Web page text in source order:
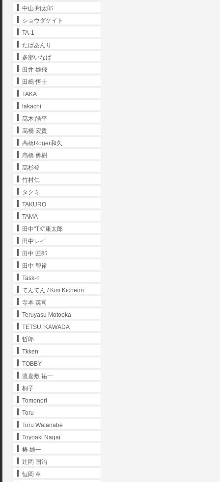
中山 翔太郎
ショウダケイト
TA-1
たばあんり
多部いなば
田井 雄飛
田嶋 悟士
TAKA
takachi
髙木 皓平
高橋 宏貴
高橋Roger和久
髙橋 勇樹
高杉登
竹村仁
タクミ
TAKURO
TAMA
田中"TK"康太郎
田中レイ
田中 匠郎
田中 智裕
Task-n
てんてん / Kim Kicheon
寺本 英司
Teruyasu Motooka
TETSU. KAWADA
哲郎
Tkken
TOBBY
渡嘉敷 祐一
桐子
Tomonori
Toru
Toru Watanabe
Toyoaki Nagai
椿 雄一
辻岡 国治
恒岡 章